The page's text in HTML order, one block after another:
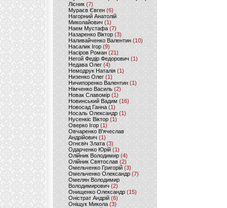
Лісник (7)
Мураєв Євген(6)
Нагорний Анатолій
Миколайович (1)
Наем Мустафа (7)
Назаренко Віктор (3)
Наливайченко Валентин (10)
Насалик Ігор(9)
Насіров Роман (21)
Негой Федір Федорович(1)
Недава Олег(4)
Немодрук Наталія(1)
Низенко Олег (1)
Ничипоренко Валентин (1)
Німченко Василь (2)
Новак Славомір (1)
Новинський Вадим (16)
Новосад Ганна (1)
Носаль Олександр (1)
Нусенкіс Віктор (1)
Оверко Ігор (1)
Овчаренко В'ячеслав
Андрійович(1)
Огнєвіч Злата (3)
Одарченко Юрій(1)
Олійник Володимир (4)
Олійник Святослав (2)
Омельченко Григорій (3)
Омельченко Олександр(7)
Омелян Володимир
Володимирович (2)
Онищенко Олександр (15)
Оністрат Андрій (6)
Оніщук Микола (3)